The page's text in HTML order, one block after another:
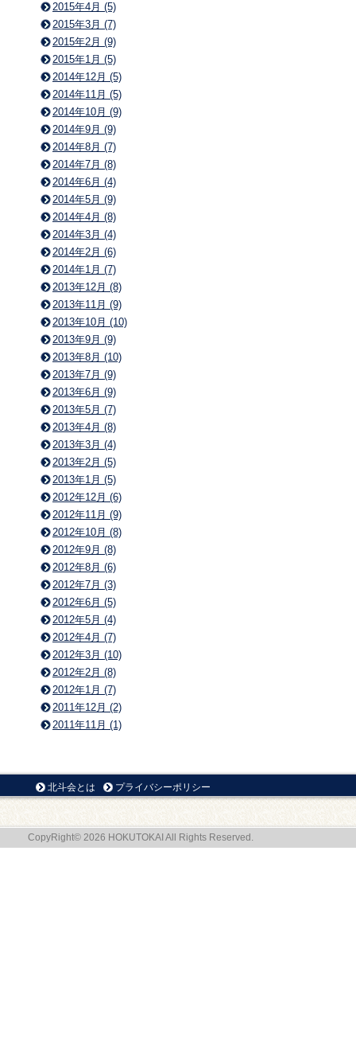
2015年4月 (5)
2015年3月 (7)
2015年2月 (9)
2015年1月 (5)
2014年12月 (5)
2014年11月 (5)
2014年10月 (9)
2014年9月 (9)
2014年8月 (7)
2014年7月 (8)
2014年6月 (4)
2014年5月 (9)
2014年4月 (8)
2014年3月 (4)
2014年2月 (6)
2014年1月 (7)
2013年12月 (8)
2013年11月 (9)
2013年10月 (10)
2013年9月 (9)
2013年8月 (10)
2013年7月 (9)
2013年6月 (9)
2013年5月 (7)
2013年4月 (8)
2013年3月 (4)
2013年2月 (5)
2013年1月 (5)
2012年12月 (6)
2012年11月 (9)
2012年10月 (8)
2012年9月 (8)
2012年8月 (6)
2012年7月 (3)
2012年6月 (5)
2012年5月 (4)
2012年4月 (7)
2012年3月 (10)
2012年2月 (8)
2012年1月 (7)
2011年12月 (2)
2011年11月 (1)
北斗会とは プライバシーポリシー
CopyRight© 2026 HOKUTOKAI All Rights Reserved.